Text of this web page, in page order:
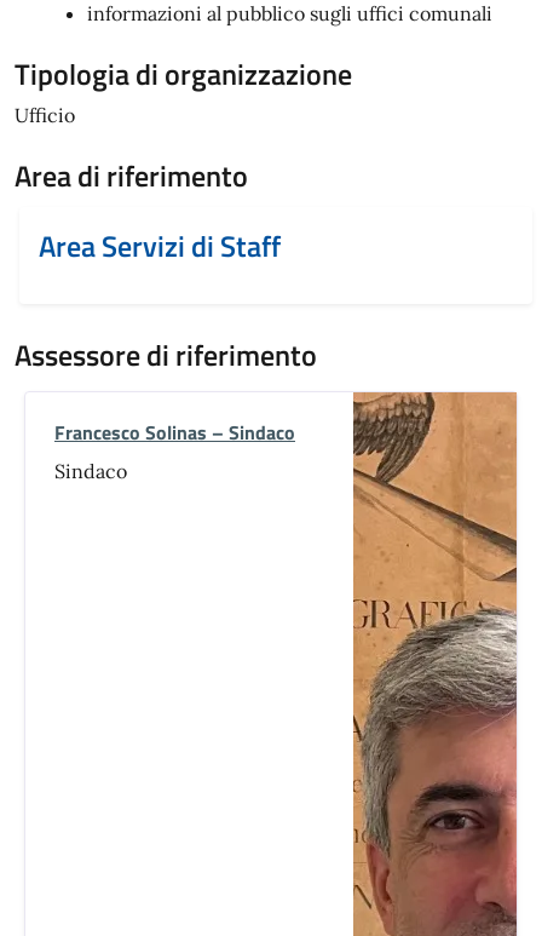
informazioni al pubblico sugli uffici comunali
Tipologia di organizzazione
Ufficio
Area di riferimento
Area Servizi di Staff
Assessore di riferimento
Francesco Solinas – Sindaco
Sindaco